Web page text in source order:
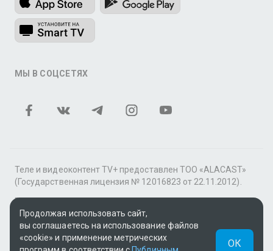
МЫ В СОЦСЕТЯХ
Теле и видеоконтент TV+ предоставлен ТОО «ALACAST»
(Государственная лицензия № 12016823 от 22.11.2012).
В рамках услуги «Видео по подписке» для «Пакета
фильмов и сериалов tv+» контент предоставляется
онлайн-кинотеатром MEGOGO.
Поддержка: tvplus@telecom.kz
Продолжая использовать сайт,
вы соглашаетесь на использование файлов
«cookie» и применение метрических
ОК